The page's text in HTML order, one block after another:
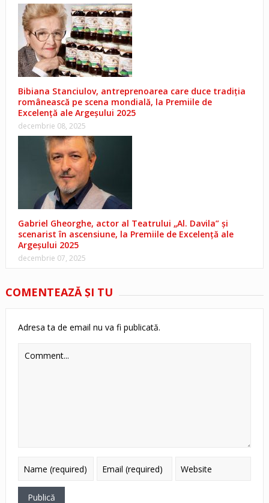
Bibiana Stanciulov, antreprenoarea care duce tradiția
românească pe scena mondială, la Premiile de
Excelență ale Argeșului 2025
decembrie 08, 2025
Gabriel Gheorghe, actor al Teatrului „Al. Davila” și
scenarist în ascensiune, la Premiile de Excelență ale
Argeșului 2025
decembrie 07, 2025
COMENTEAZĂ ŞI TU
Adresa ta de email nu va fi publicată.